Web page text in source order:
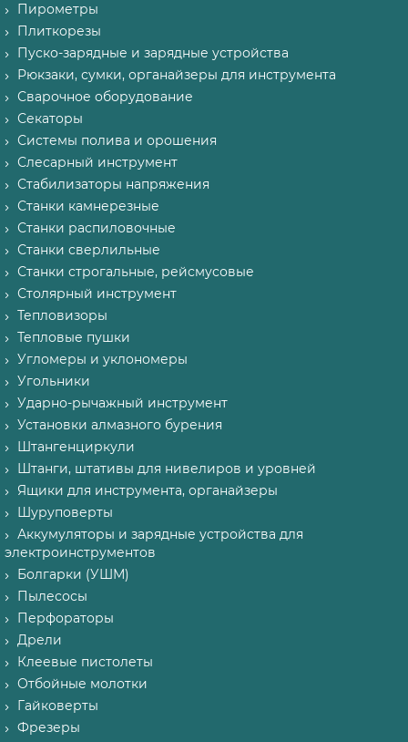
Пирометры
Плиткорезы
Пуско-зарядные и зарядные устройства
Рюкзаки, сумки, органайзеры для инструмента
Сварочное оборудование
Секаторы
Системы полива и орошения
Слесарный инструмент
Стабилизаторы напряжения
Станки камнерезные
Станки распиловочные
Станки сверлильные
Станки строгальные, рейсмусовые
Столярный инструмент
Тепловизоры
Тепловые пушки
Угломеры и уклономеры
Угольники
Ударно-рычажный инструмент
Установки алмазного бурения
Штангенциркули
Штанги, штативы для нивелиров и уровней
Ящики для инструмента, органайзеры
Шуруповерты
Аккумуляторы и зарядные устройства для
электроинструментов
Болгарки (УШМ)
Пылесосы
Перфораторы
Дрели
Клеевые пистолеты
Отбойные молотки
Гайковерты
Фрезеры